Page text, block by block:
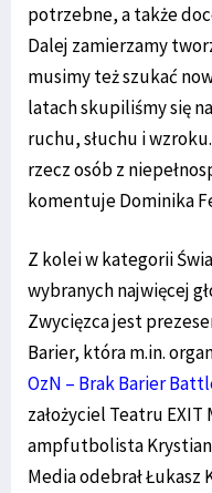
potrzebne, a także
Dalej zamierzamy
musimy też szukać
latach skupiliśmy się
ruchu, słuchu i
rzecz osób z
komentuje Dominika
Z kolei w kategorii
wybranych najwięcej
Zwycięzca jest
Barier, która m.in.
OzN – Brak Barier
założyciel Teatru
ampfutbolista Krystian
Media odebrał